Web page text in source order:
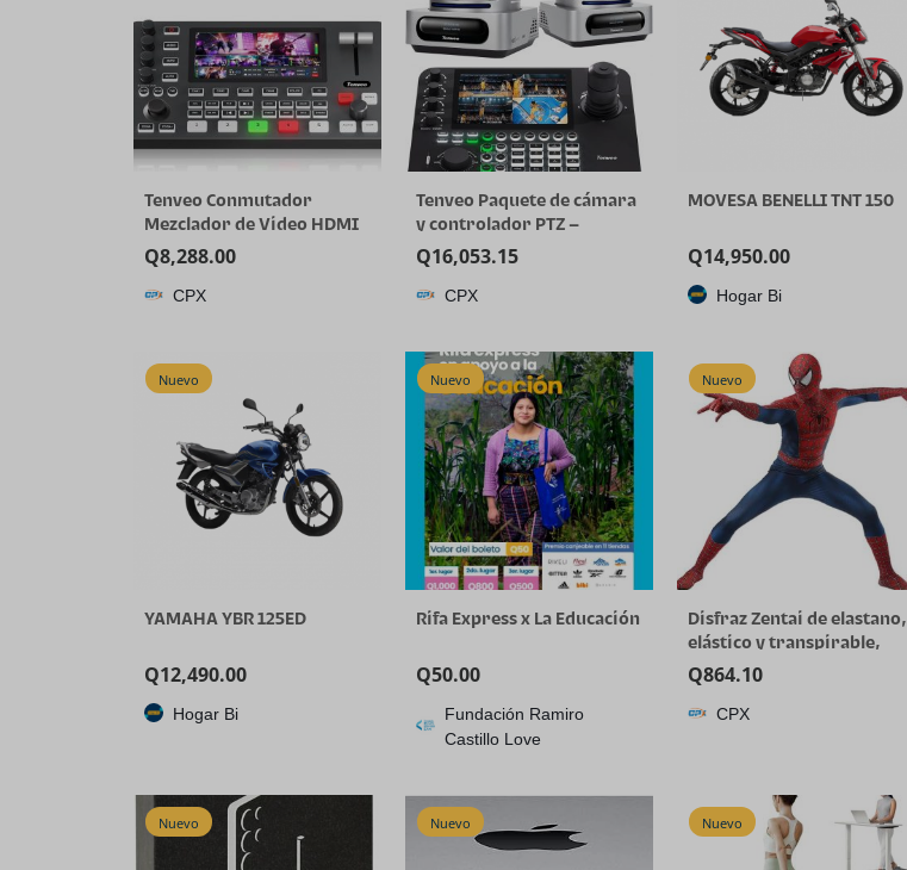
Tenveo Conmutador
Mezclador de Video HDMI
4K60FPS, 4*SDI & 4*HDMI
Entrada, Conmutador de
Transmisión en Vivo de 5
1080P60FPS, Grabación de
Video USB, Soporte
Q8,288.00
CPX
Tenveo Paquete de cámara
y controlador PTZ –
Cámara PTZ 4K NDI (2
piezas) 20X Zoom AI
Tracking
joystick NDI de pantalla
cuádruple de 7 pulgadas
para
Q16,053.15
CPX
MOVESA BENELLI TNT 150
Q14,950.00
Hogar Bi
Nuevo
YAMAHA YBR 125ED
Q12,490.00
Hogar Bi
Nuevo
Rifa Express x La Educación
Q50.00
Fundación Ramiro
Castillo Love
Nuevo
Disfraz Zentai de elastano,
elástico y transpirable,
para Halloween y cosplay
Q864.10
CPX
Nuevo Nuevo Nuevo